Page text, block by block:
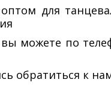
для
можете по
обратиться к